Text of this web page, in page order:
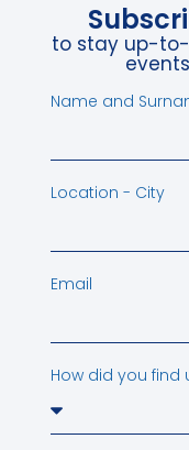
to stay up-
Name and
Location - City
Email
How did you find